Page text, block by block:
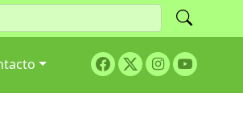
Facebook
TwitterInstagram
Youtube